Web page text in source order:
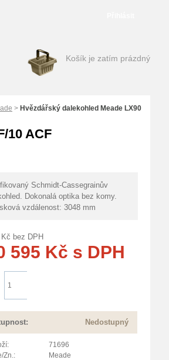
Košík je zatím prázdný
> Hvězdářský dalekohled Meade LX90
10 ACF
Schmidt-Cassegrainův
Dokonalá optika bez komy.
vzdálenost: 3048 mm
Kč bez DPH
595 Kč s DPH
Nedostupný
71696
Zn.:
Meade